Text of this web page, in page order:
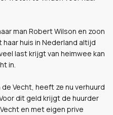
man Robert Wilson en zoon
huis in Nederland altijd
last krijgt van heimwee kan
in.
Vecht, heeft ze nu verhuurd
dit geld krijgt de huurder
en met eigen prive